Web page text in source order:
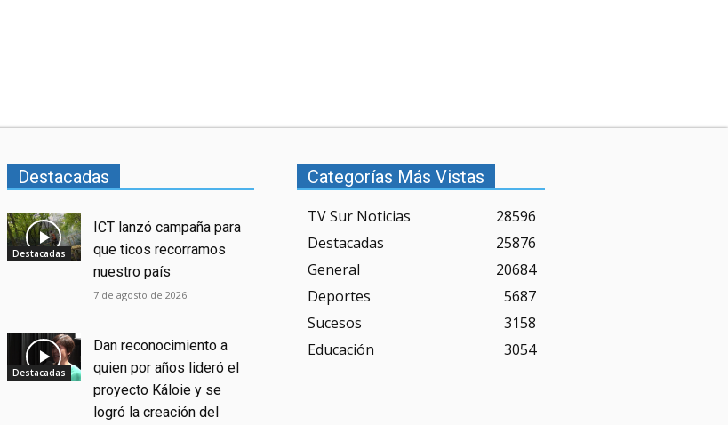
Destacadas
Destacadas
ICT lanzó campaña para
que ticos recorramos
nuestro país
7 de agosto de 2026
Destacadas
Dan reconocimiento a
quien por años lideró el
proyecto Káloie y se
logró la creación del
Categorías Más Vistas
TV Sur Noticias
28596
Destacadas
25876
General
20684
Deportes
5687
Sucesos
3158
Educación
3054